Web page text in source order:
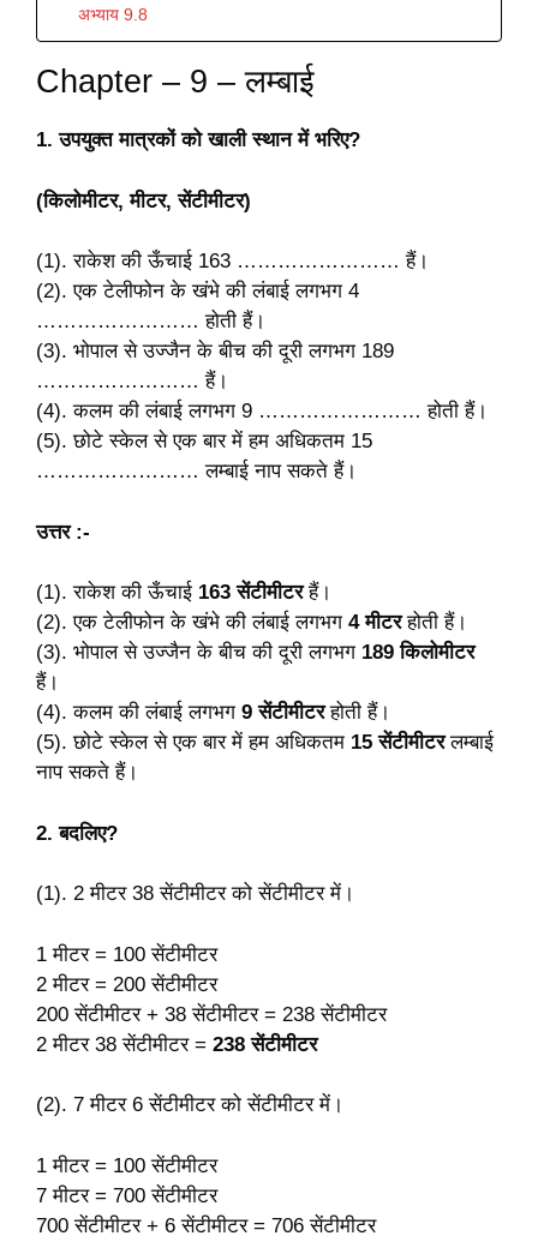
अभ्याय 9.8
Chapter – 9 – लम्बाई
1. उपयुक्त मात्रकों को खाली स्थान में भरिए?
(किलोमीटर, मीटर, सेंटीमीटर)
(1). राकेश की ऊँचाई 163 …………………… हैं।
(2). एक टेलीफोन के खंभे की लंबाई लगभग 4
…………………… होती हैं।
(3). भोपाल से उज्जैन के बीच की दूरी लगभग 189
…………………… हैं।
(4). कलम की लंबाई लगभग 9 …………………… होती हैं।
(5). छोटे स्केल से एक बार में हम अधिकतम 15
…………………… लम्बाई नाप सकते हैं।
उत्तर :-
(1). राकेश की ऊँचाई 163 सेंटीमीटरहैं।
(2). एक टेलीफोन के खंभे की लंबाई लगभग 4 मीटरहोती हैं।
(3). भोपाल से उज्जैन के बीच की दूरी लगभग 189 किलोमीटर
हैं।
(4). कलम की लंबाई लगभग 9 सेंटीमीटरहोती हैं।
(5). छोटे स्केल से एक बार में हम अधिकतम 15 सेंटीमीटरलम्बाई
नाप सकते हैं।
2. बदलिए?
(1). 2 मीटर 38 सेंटीमीटर को सेंटीमीटर में।
1 मीटर = 100 सेंटीमीटर
2 मीटर = 200 सेंटीमीटर
200 सेंटीमीटर + 38 सेंटीमीटर = 238 सेंटीमीटर
2 मीटर 38 सेंटीमीटर = 238 सेंटीमीटर
(2). 7 मीटर 6 सेंटीमीटर को सेंटीमीटर में।
1 मीटर = 100 सेंटीमीटर
7 मीटर = 700 सेंटीमीटर
700 सेंटीमीटर + 6 सेंटीमीटर = 706 सेंटीमीटर